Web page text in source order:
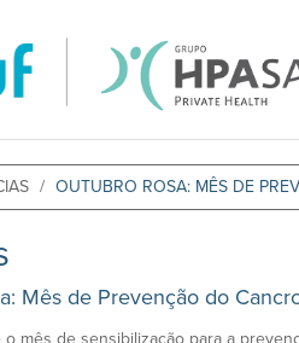
OUTUBRO ROSA: MÊS DE
Mês de Prevenção do
mês de sensibilização para a